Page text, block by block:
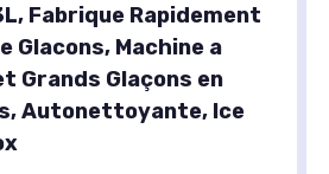
Fabrique Rapidement
Glacons, Machine a
Grands Glaçons en
Autonettoyante, Ice